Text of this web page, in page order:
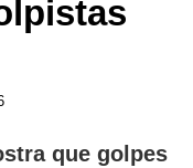
que golpes